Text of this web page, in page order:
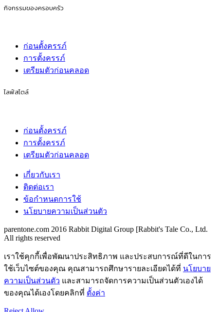
กิจกรรมของครอบครัว
ก่อนตั้งครรภ์
การตั้งครรภ์
เตรียมตัวก่อนคลอด
ไลฟ์สไตล์
ก่อนตั้งครรภ์
การตั้งครรภ์
เตรียมตัวก่อนคลอด
เกี่ยวกับเรา
ติดต่อเรา
ข้อกำหนดการใช้
นโยบายความเป็นส่วนตัว
parentone.com 2016 Rabbit Digital Group [Rabbit's Tale Co., Ltd.
All rights reserved
เราใช้คุกกี้เพื่อพัฒนาประสิทธิภาพ และประสบการณ์ที่ดีในการ
ใช้เว็บไซต์ของคุณ คุณสามารถศึกษารายละเอียดได้ที่ นโยบาย
ความเป็นส่วนตัว และสามารถจัดการความเป็นส่วนตัวเองได้
ของคุณได้เองโดยคลิกที่ ตั้งค่า